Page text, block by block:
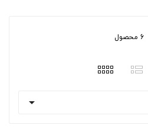
6 محصول
